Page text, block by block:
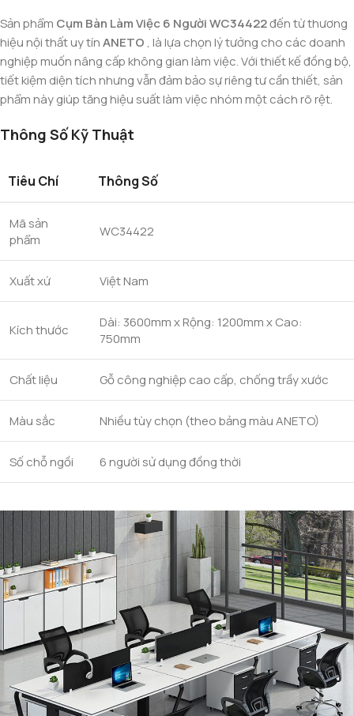
Sản phẩm Cụm Bàn Làm Việc 6 Người WC34422đến từ thương
hiệu nội thất uy tínANETO, là lựa chọn lý tưởng cho các doanh
nghiệp muốn nâng cấp không gian làm việc. Với thiết kế đồng bộ,
tiết kiệm diện tích nhưng vẫn đảm bảo sự riêng tư cần thiết, sản
phẩm này giúp tăng hiệu suất làm việc nhóm một cách rõ rệt.
Thông Số Kỹ Thuật
Tiêu Chí Thông Số
Mã sản
phẩm
WC34422
Xuất xứ Việt Nam
Kích thước
Dài: 3600mm x Rộng: 1200mm x Cao:
750mm
Chất liệu Gỗ công nghiệp cao cấp, chống trầy xước
Màu sắc Nhiều tùy chọn (theo bảng màu ANETO)
Số chỗ ngồi 6 người sử dụng đồng thời